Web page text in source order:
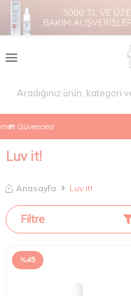
Luv it!
Anasayfa Luv it!
Filtre
%45